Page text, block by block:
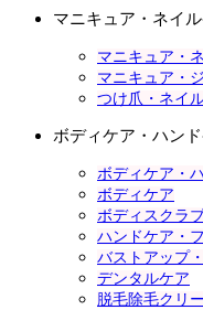
マニキュア・ネイ
マニキュア・
マニキュア・
つけ爪・ネイ
ボディケア・ハン
ボディケア・
ボディケア
ボディスクラ
ハンドケア・
バストアップ
デンタルケア
脱毛除毛クリ